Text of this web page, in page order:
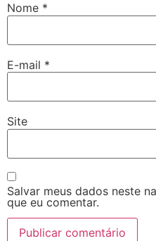
Nome *
E-mail *
Site
Salvar meus dados neste
que eu comentar.